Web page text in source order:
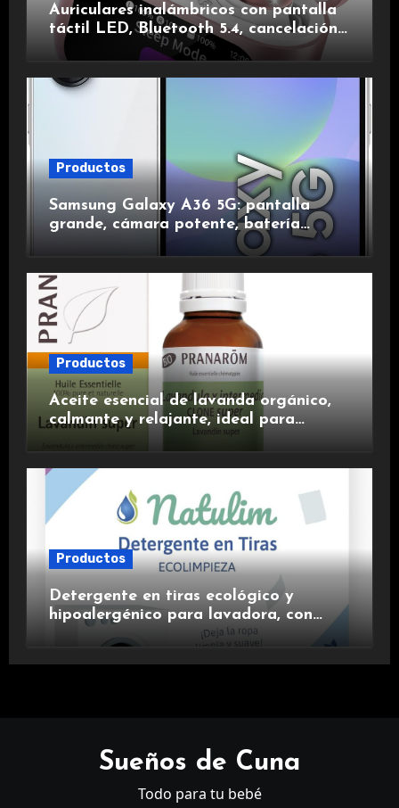
Auriculares inalámbricos con pantalla
táctil LED, Bluetooth 5.4, cancelación
de ruido, impermeables y de larga
duración.
Productos
Samsung Galaxy A36 5G: pantalla
grande, cámara potente, batería
duradera y carga rápida para una
experiencia premium.
Productos
Aceite esencial de lavanda orgánico,
calmante y relajante, ideal para
Productos
Detergente en tiras ecológico y
hipoalergénico para lavadora, con
suavizante incluido y fragancia de
Sueños de Cuna
Todo para tu bebé